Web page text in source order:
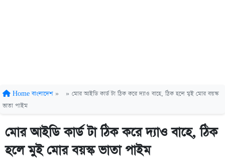
Home বাংলাদেশ » » মোর আইডি কার্ড টা ঠিক করে দ্যাও বাহে, ঠিক হলে মুই মোর বয়স্ক
ভাতা পাইম
মোর আইডি কার্ড টা ঠিক করে দ্যাও বাহে, ঠিক
হলে মুই মোর বয়স্ক ভাতা পাইম